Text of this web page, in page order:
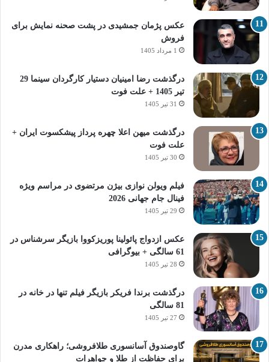
عکس پژمان جمشیدی در پشت صحنه نمایش برای
فروش
1 مرداد 1405
درگذشت رضا امینیان دستیار کارگردان سینما 29
تیر 1405 + علت فوت
31 تیر 1405
درگذشت میهن اعلا چهره پرداز پیشکسوت ایران +
علت فوت
30 تیر 1405
فیلم ویولن نوازی بیژن مرتضوی در مراسم ویژه
فینال جام جهانی 2026
29 تیر 1405
عکس ازدواج پائولینا پوریزکووا بازیگر سرشناس در
61 سالگی + بیوگرافی
28 تیر 1405
درگذشت برندا فریکر بازیگر فیلم تنها در خانه در
81 سالگی
27 تیر 1405
گاوصندوق آسانسوری طلافروشی؛ راهکاری مدرن
برای حفاظت از طلا و جواهرات